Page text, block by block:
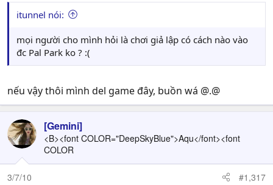
itunnel nói:
mọi người cho mình hỏi là chơi giả lập có cách nào vào
đc Pal Park ko ? :(
nếu vậy thôi mình del game đây, buồn wá @.@
[Gemini]
<B><font COLOR="DeepSkyBlue">Aqu</font><font
COLOR
3/7/10 #1,317